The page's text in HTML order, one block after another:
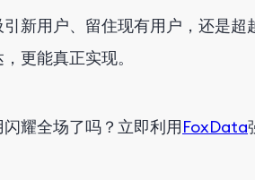
新用户、留住现有用户，还是
更能真正实现。
耀全场了吗？立即利用FoxData